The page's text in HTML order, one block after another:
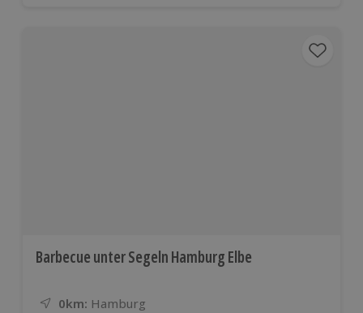
Barbecue unter Segeln Hamburg Elbe
0km: Entfernung
Standort
Hamburg